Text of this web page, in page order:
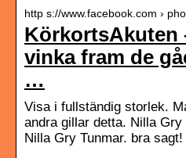
http s://www.facebook.com ›
KörkortsAkuten
vinka fram de
…
Visa i fullständig storlek.
andra gillar detta. Nilla
Nilla Gry Tunmar. bra